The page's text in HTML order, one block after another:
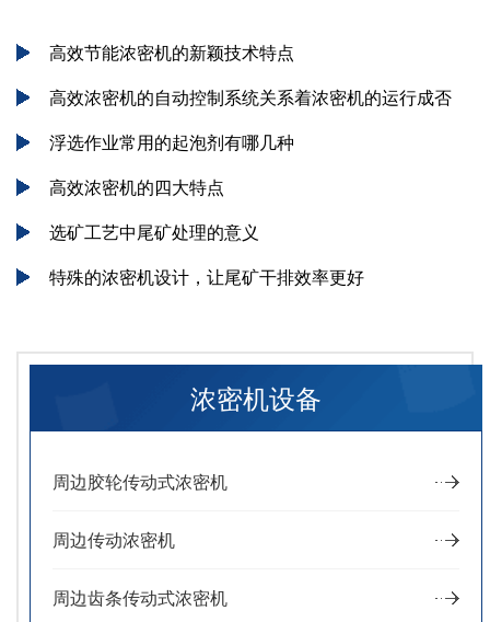
高效节能浓密机的新颖技术特点
高效浓密机的自动控制系统关系着浓密机的运行成否
浮选作业常用的起泡剂有哪几种
高效浓密机的四大特点
选矿工艺中尾矿处理的意义
特殊的浓密机设计，让尾矿干排效率更好
浓密机设备
周边胶轮传动式浓密机
周边传动浓密机
周边齿条传动式浓密机